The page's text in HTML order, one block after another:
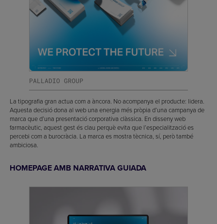
PALLADIO GROUP
La tipografia gran actua com a àncora. No acompanya el producte: lidera.
Aquesta decisió dona al web una energia més pròpia d’una campanya de
marca que d’una presentació corporativa clàssica. En disseny web
farmacèutic, aquest gest és clau perquè evita que l’especialització es
percebi com a burocràcia. La marca es mostra tècnica, sí, però també
ambiciosa.
HOMEPAGE AMB NARRATIVA GUIADA